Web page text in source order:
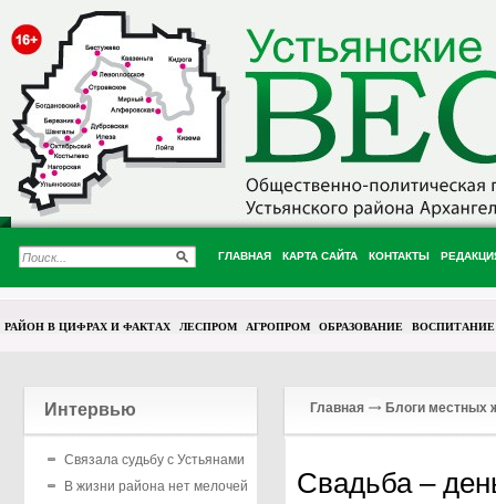
ГЛАВНАЯ КАРТА САЙТА КОНТАКТЫ
РАЙОН В ЦИФРАХ И ФАКТАХ ЛЕСПРОМ АГРОПРОМ ОБРАЗОВАНИЕ ВОСПИТАНИЕ
Интервью
Связала судьбу с Устьянами
В жизни района нет мелочей
Главная Блоги местных
Свадьба –